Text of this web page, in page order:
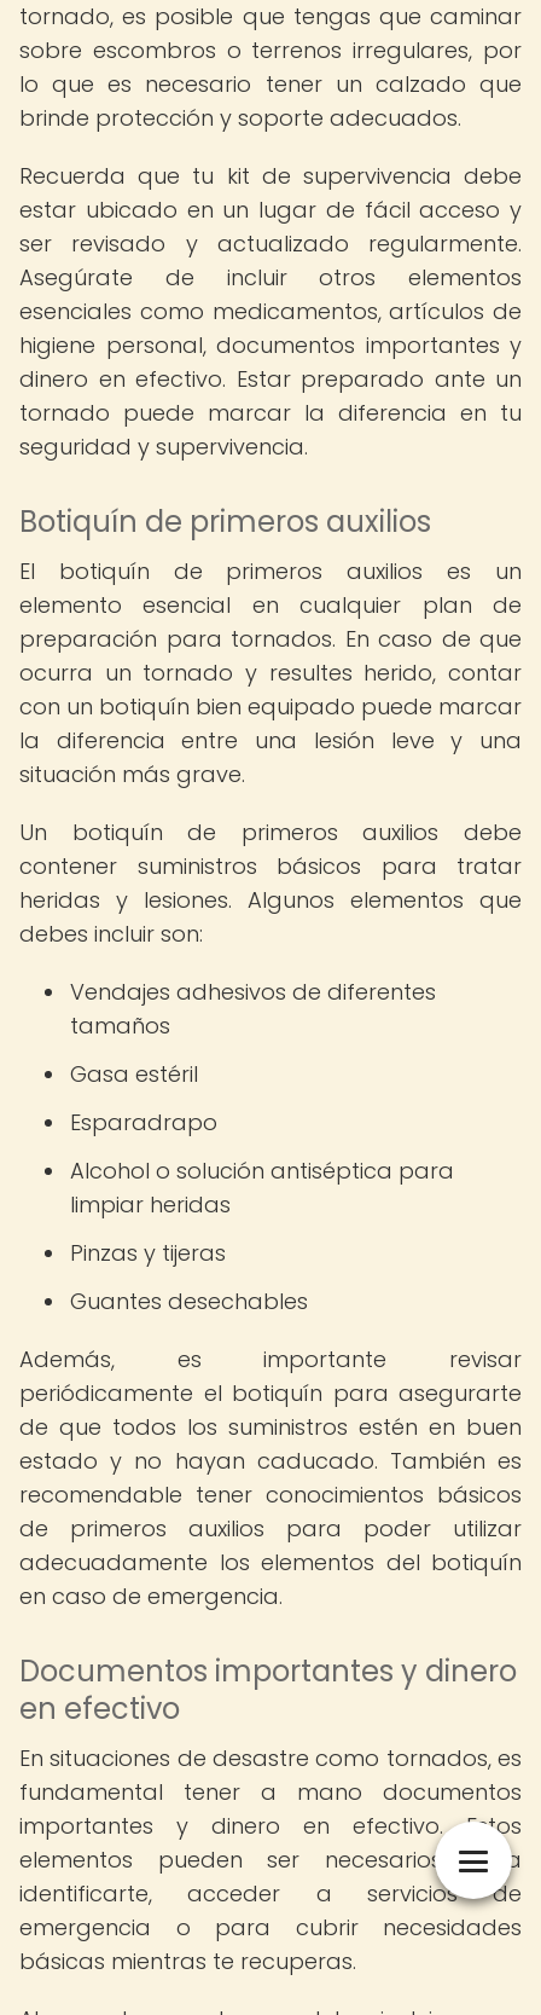
tornado, es posible que tengas que caminar
sobre escombros o terrenos irregulares, por
lo que es necesario tener un calzado que
brinde protección y soporte adecuados.
Recuerda que tu kit de supervivencia debe
estar ubicado en un lugar de fácil acceso y
ser revisado y actualizado regularmente.
Asegúrate de incluir otros elementos
esenciales como medicamentos, artículos de
higiene personal, documentos importantes y
dinero en efectivo. Estar preparado ante un
tornado puede marcar la diferencia en tu
seguridad y supervivencia.
Botiquín de primeros auxilios
El botiquín de primeros auxilios es un
elemento esencial en cualquier plan de
preparación para tornados. En caso de que
ocurra un tornado y resultes herido, contar
con un botiquín bien equipado puede marcar
la diferencia entre una lesión leve y una
situación más grave.
Un botiquín de primeros auxilios debe
contener suministros básicos para tratar
heridas y lesiones. Algunos elementos que
debes incluir son:
Vendajes adhesivos de diferentes
tamaños
Gasa estéril
Esparadrapo
Alcohol o solución antiséptica para
limpiar heridas
Pinzas y tijeras
Guantes desechables
Además, es importante revisar
periódicamente el botiquín para asegurarte
de que todos los suministros estén en buen
estado y no hayan caducado. También es
recomendable tener conocimientos básicos
de primeros auxilios para poder utilizar
adecuadamente los elementos del botiquín
en caso de emergencia.
Documentos importantes y dinero
en efectivo
En situaciones de desastre como tornados, es
fundamental tener a mano documentos
importantes y dinero en efectivo. Estos
elementos pueden ser necesarios para
identificarte, acceder a servicios de
emergencia o para cubrir necesidades
básicas mientras te recuperas.